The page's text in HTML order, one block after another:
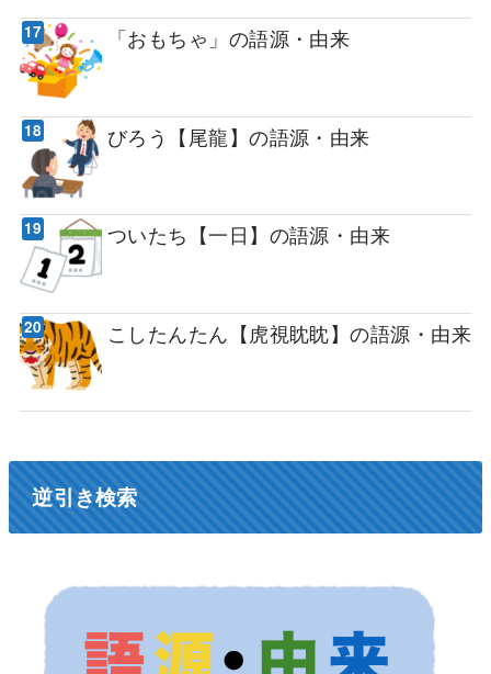
「おもちゃ」の語源・由来
びろう【尾龍】の語源・由来
ついたち【一日】の語源・由来
こしたんたん【虎視眈眈】の語源・由来
逆引き検索